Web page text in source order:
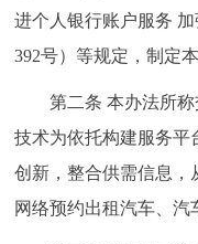
进个人银行账户服务 加
392号）等规定，制定本
第二条 本办法所称
技术为依托构建服务平
创新，整合供需信息，
网络预约出租汽车、汽